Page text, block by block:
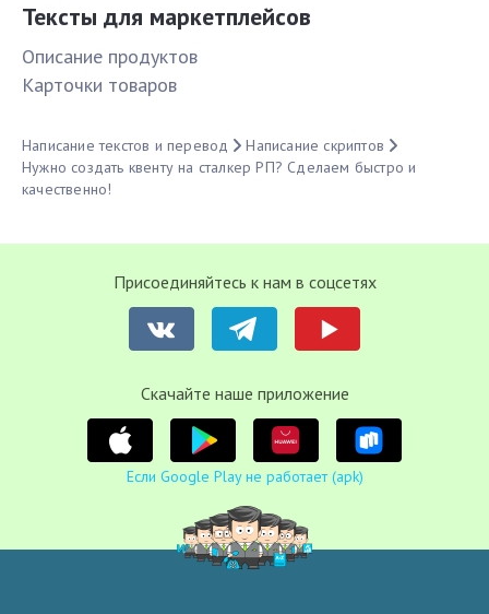
Тексты для маркетплейсов
Описание продуктов
Карточки товаров
Написание текстов и перевод
Написание скриптов
Нужно создать квенту на сталкер РП? Сделаем быстро и
качественно!
Присоединяйтесь к нам в соцсетях
Cкачайте наше приложение
Если Google Play не работает (apk)